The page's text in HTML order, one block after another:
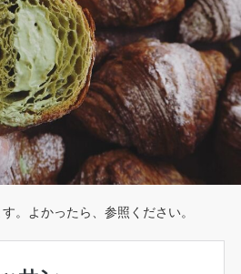
。よかったら、参照ください。